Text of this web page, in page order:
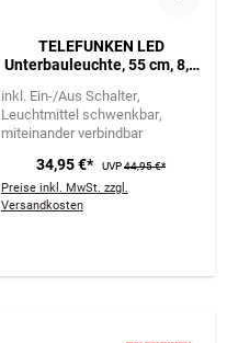
TELEFUNKEN LED
Unterbauleuchte, 55 cm, 8,5
inkl. Ein-/Aus Schalter
Leuchtmittel schwenkbar
miteinander verbindbar
34,95 €* UVP44,95 €*
Preise inkl. MwSt. zzgl.
Versandkosten